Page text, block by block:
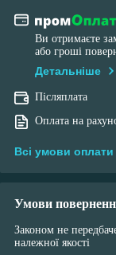
Ви отримаєте
або гроші
Детальніше
Післяплата
Оплата на
Всі умови оплати
Умови
Законом не
належної якості